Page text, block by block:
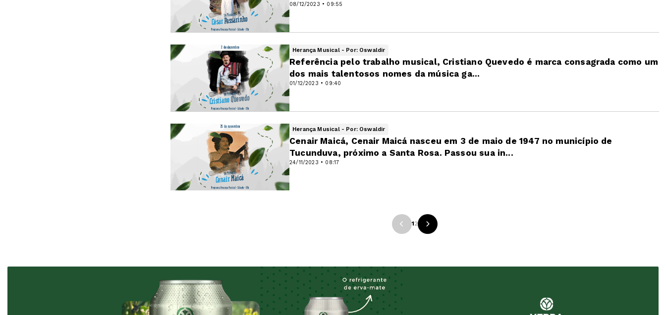
08/12/2023 • 09:55
Herança Musical - Por: Oswaldir
01/12/2023 • 09:40
Referência pelo trabalho musical, Cristiano Quevedo é marca consagrada como um
dos mais talentosos nomes da música ga...
Herança Musical - Por: Oswaldir
24/11/2023 • 08:17
Cenair Maicá, Cenair Maicá nasceu em 3 de maio de 1947 no município de
Tucunduva, próximo a Santa Rosa. Passou sua in...
12